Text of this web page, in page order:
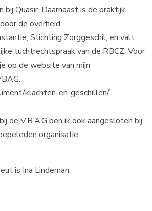
bij Quasir. Daarnaast is de praktijk
de overheid
Stichting Zorggeschil, en valt
tuchtrechtspraak van de RBCZ. Voor
op de website van mijn
klachten-en-geschillen/.
de V.B.A.G ben ik ook aangesloten bij
organisatie.
is Ina Lindeman